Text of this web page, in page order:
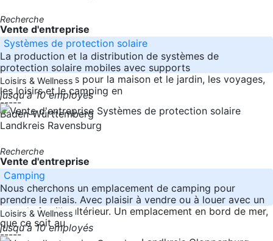
Recherche
Vente d'entreprise
Systèmes de protection solaire
La production et la distribution de systèmes de
protection solaire mobiles avec supports
multifonctionnels pour la maison et le jardin, les voyages,
les loisirs et le camping en
-----
Baden-Württemberg
Loisirs & Wellness
jusqu'à 10 employés
Landkreis Ravensburg
Recherche
Vente d'entreprise
Camping
Nous cherchons un emplacement de camping pour
prendre le relais. Avec plaisir à vendre ou à louer avec un
nom de famille ultérieur. Un emplacement en bord de mer,
que ce soit au
-----
Loisirs & Wellness
jusqu'à 10 employés